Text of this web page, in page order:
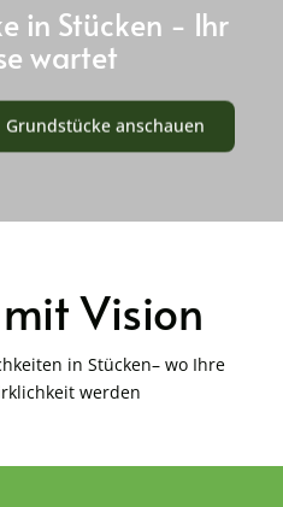
in Stücken - Ihr
wartet
Grundstücke anschauen
Vision
in Stücken– wo Ihre
werden